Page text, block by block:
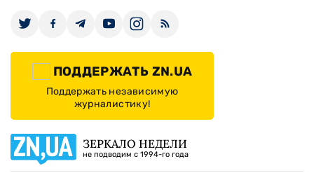
ПОДДЕРЖАТЬ ZN.UA
Поддержать независимую
журналистику!
ЗЕРКАЛО НЕДЕЛИ
не подводим с 1994-го года